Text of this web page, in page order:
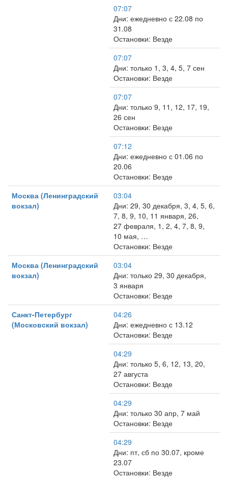
07:07
Дни: ежедневно с 22.08 по
31.08
Остановки: Везде
07:07
Дни: только 1, 3, 4, 5, 7 сен
Остановки: Везде
07:07
Дни: только 9, 11, 12, 17, 19,
26 сен
Остановки: Везде
07:12
Дни: ежедневно с 01.06 по
20.06
Остановки: Везде
Москва (Ленинградский
вокзал)
03:04
Дни: 29, 30 декабря, 3, 4, 5, 6,
7, 8, 9, 10, 11 января, 26,
27 февраля, 1, 2, 4, 7, 8, 9,
10 мая, …
Остановки: Везде
Москва (Ленинградский
вокзал)
03:04
Дни: только 29, 30 декабря,
3 января
Остановки: Везде
Санкт-Петербург
(Московский вокзал)
04:26
Дни: ежедневно с 13.12
Остановки: Везде
04:29
Дни: только 5, 6, 12, 13, 20,
27 августа
Остановки: Везде
04:29
Дни: только 30 апр, 7 май
Остановки: Везде
04:29
Дни: пт, сб по 30.07, кроме
23.07
Остановки: Везде